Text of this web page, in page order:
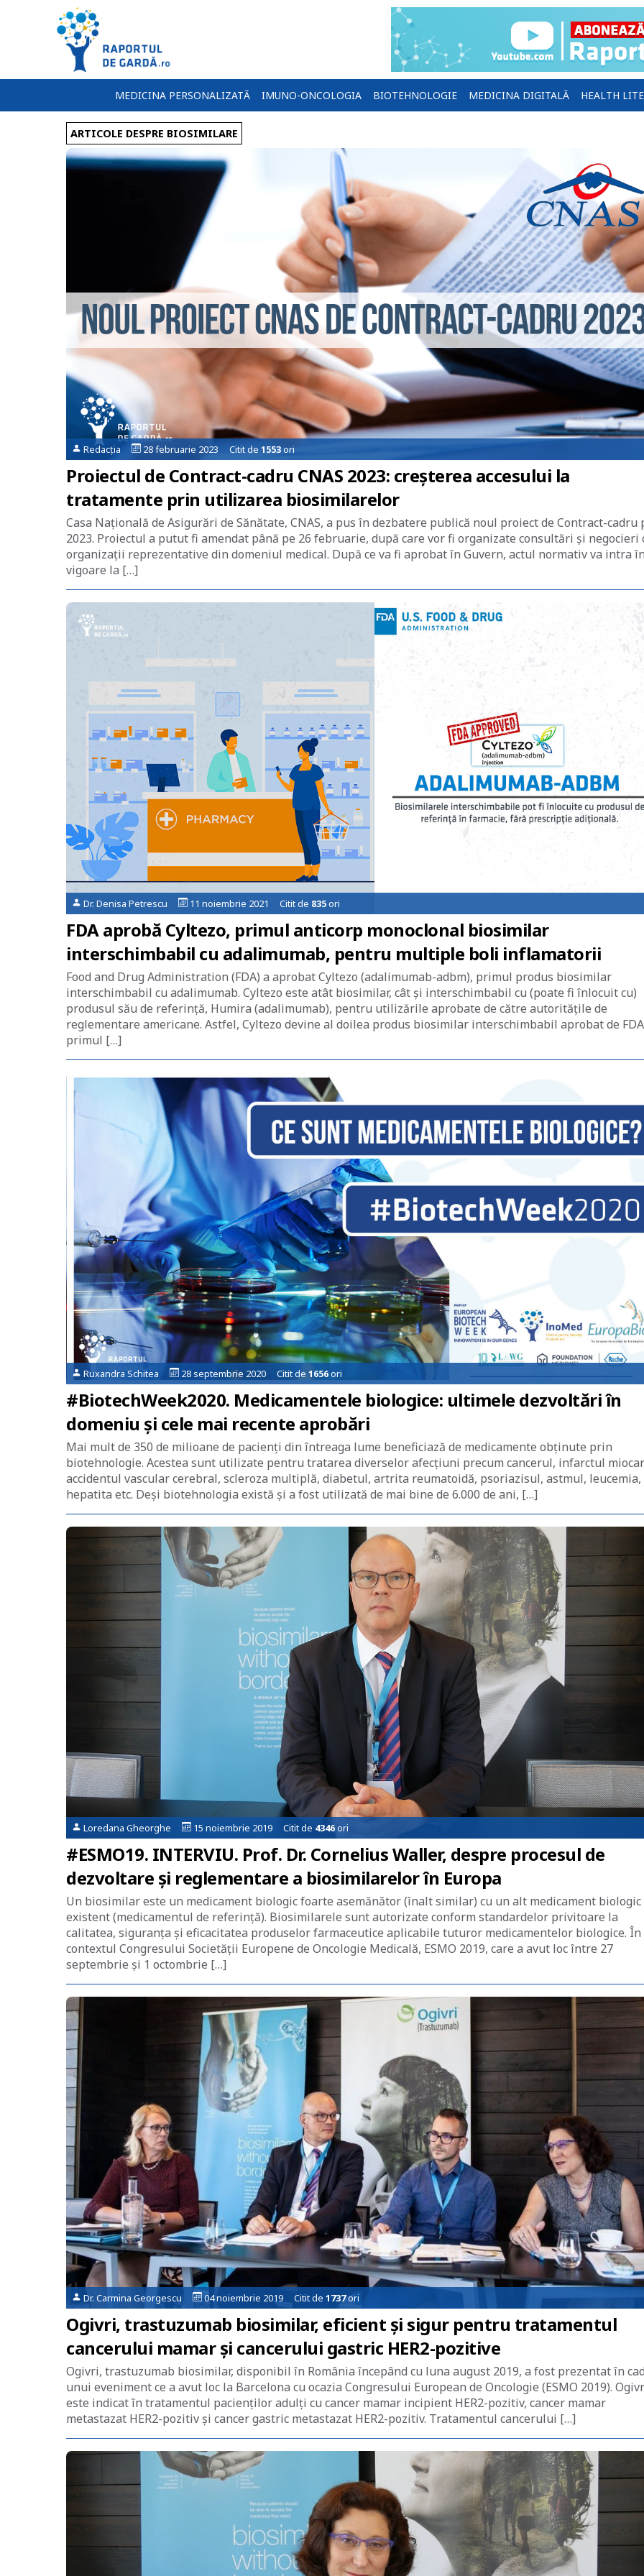
MEDICINA PERSONALIZATĂ IMUNO-ONCOLOGIA BIOTEHNOLOGIE MEDICINA DIGITALĂ HEALTH
ARTICOLE DESPRE BIOSIMILARE
Redacția 28 februarie 2023 Citit de 1553ori
Proiectul de Contract-cadru CNAS 2023: creșterea accesului la
tratamente prin utilizarea biosimilarelor
Casa Națională de Asigurări de Sănătate, CNAS, a pus în dezbatere publică noul proiect de Contract-cadru
2023. Proiectul a putut fi amendat până pe 26 februarie, după care vor fi organizate consultări și negocieri
organizații reprezentative din domeniul medical. După ce va fi aprobat în Guvern, actul normativ va intra
vigoare la […]
Dr. Denisa Petrescu 11 noiembrie 2021 Citit de 835ori
FDA aprobă Cyltezo, primul anticorp monoclonal biosimilar
interschimbabil cu adalimumab, pentru multiple boli inflamatorii
Food and Drug Administration (FDA) a aprobat Cyltezo (adalimumab-adbm), primul produs biosimilar
interschimbabil cu adalimumab. Cyltezo este atât biosimilar, cât și interschimbabil cu (poate fi înlocuit cu)
produsul său de referință, Humira (adalimumab), pentru utilizările aprobate de către autoritățile de
reglementare americane. Astfel, Cyltezo devine al doilea produs biosimilar interschimbabil aprobat de
primul […]
Ruxandra Schitea 28 septembrie 2020 Citit de 1656ori
#BiotechWeek2020. Medicamentele biologice: ultimele dezvoltări în
domeniu și cele mai recente aprobări
Mai mult de 350 de milioane de pacienți din întreaga lume beneficiază de medicamente obținute prin
biotehnologie. Acestea sunt utilizate pentru tratarea diverselor afecțiuni precum cancerul, infarctul
accidentul vascular cerebral, scleroza multiplă, diabetul, artrita reumatoidă, psoriazisul, astmul, leucemia,
hepatita etc. Deși biotehnologia există și a fost utilizată de mai bine de 6.000 de ani, […]
Loredana Gheorghe 15 noiembrie 2019 Citit de 4346ori
#ESMO19. INTERVIU. Prof. Dr. Cornelius Waller, despre procesul de
dezvoltare și reglementare a biosimilarelor în Europa
Un biosimilar este un medicament biologic foarte asemănător (înalt similar) cu un alt medicament biologic
existent (medicamentul de referință). Biosimilarele sunt autorizate conform standardelor privitoare la
calitatea, siguranța și eficacitatea produselor farmaceutice aplicabile tuturor medicamentelor biologice. În
contextul Congresului Societății Europene de Oncologie Medicală, ESMO 2019, care a avut loc între 27
septembrie și 1 octombrie […]
Dr. Carmina Georgescu 04 noiembrie 2019 Citit de 1737ori
Ogivri, trastuzumab biosimilar, eficient și sigur pentru tratamentul
cancerului mamar și cancerului gastric HER2-pozitive
Ogivri, trastuzumab biosimilar, disponibil în România începând cu luna august 2019, a fost prezentat în
unui eveniment ce a avut loc la Barcelona cu ocazia Congresului European de Oncologie (ESMO 2019).
este indicat în tratamentul pacienților adulți cu cancer mamar incipient HER2-pozitiv, cancer mamar
metastazat HER2-pozitiv și cancer gastric metastazat HER2-pozitiv. Tratamentul cancerului […]